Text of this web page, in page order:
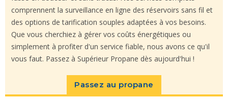
comprennent la surveillance en ligne des réservoirs sans fil et
des options de tarification souples adaptées à vos besoins.
Que vous cherchiez à gérer vos coûts énergétiques ou
simplement à profiter d'un service fiable, nous avons ce qu'il
vous faut. Passez à Supérieur Propane dès aujourd'hui !
Passez au propane